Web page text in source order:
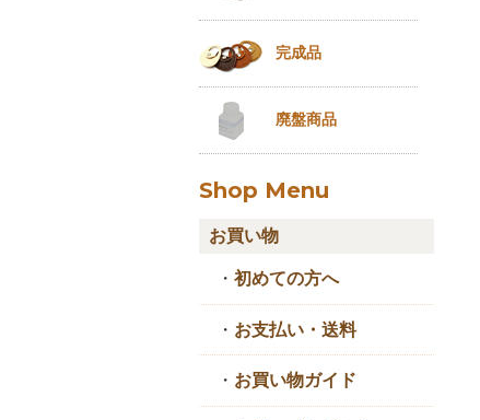
完成品
廃盤商品
Shop Menu
お買い物
・ 初めての方へ
・ お支払い・送料
・ お買い物ガイド